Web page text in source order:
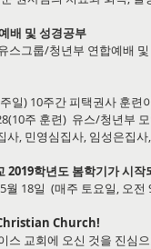
배 및 성경공부
유스그룹/청년부 연합예배
주일) 10주간 피택권사 훈련
주 훈련)  유스/청년부 모
사, 민영심집사, 임성은집
2019학년도 봄학기가 시
5월 18일  (매주 토요일, 오
Church!
이스 교회에 오신 것을 진심